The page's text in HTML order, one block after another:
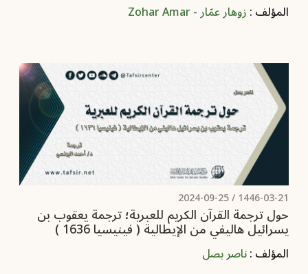
المؤلف :زوهار عمّار - Zohar Amar
1446-03-21 /
2024-09-25
حول ترجمة القرآن الكريم للعبرية؛ ترجمة يعقوب بن
يسرائيل هاليفي من الإيطالية ( فينيسيا 1636 )
المؤلف :ناصر بصل